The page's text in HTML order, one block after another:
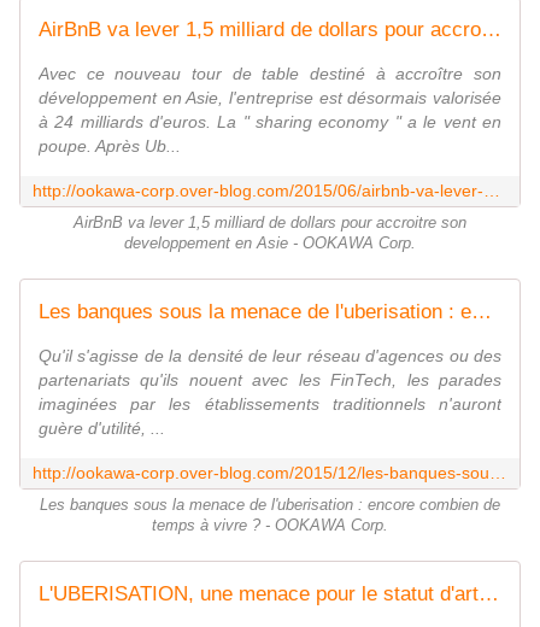
AirBnB va lever 1,5 milliard de dollars pour accroitre son developpement en Asie - OOKAWA Corp.
Avec ce nouveau tour de table destiné à accroître son
développement en Asie, l'entreprise est désormais valorisée
à 24 milliards d'euros. La " sharing economy " a le vent en
poupe. Après Ub...
AirBnB va lever 1,5 milliard de dollars pour accroitre son
developpement en Asie - OOKAWA Corp.
Les banques sous la menace de l'uberisation : encore combien de temps à vivre ? - OOKAWA Corp.
Qu'il s'agisse de la densité de leur réseau d'agences ou des
partenariats qu'ils nouent avec les FinTech, les parades
imaginées par les établissements traditionnels n'auront
guère d'utilité, ...
Les banques sous la menace de l'uberisation : encore combien de
temps à vivre ? - OOKAWA Corp.
L'UBERISATION, une menace pour le statut d'artisan du bâtiment ? 2ème Partie - OOKAWA Corp.